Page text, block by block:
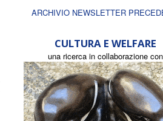
ARCHIVIO NEWSLETTER
CULTURA E WELFARE
una ricerca in collaborazione con